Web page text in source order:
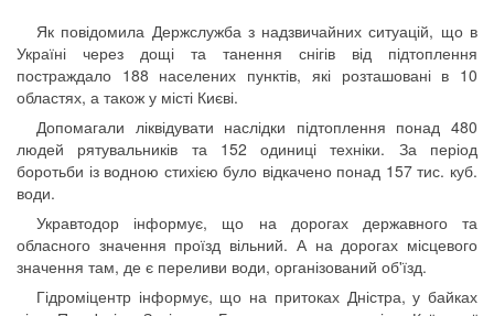
Як повідомила Держслужба з надзвичайних ситуацій, що в
Україні через дощі та танення снігів від підтоплення
постраждало 188 населених пунктів, які розташовані в 10
областях, а також у місті Києві.
Допомагали ліквідувати наслідки підтоплення понад 480
людей рятувальників та 152 одиниці техніки. За період
боротьби із водною стихією було відкачено понад 157 тис. куб.
води.
Укравтодор інформує, що на дорогах державного та
обласного значення проїзд вільний. А на дорогах місцевого
значення там, де є переливи води, організований об'їзд.
Гідроміцентр інформує, що на притоках Дністра, у байках